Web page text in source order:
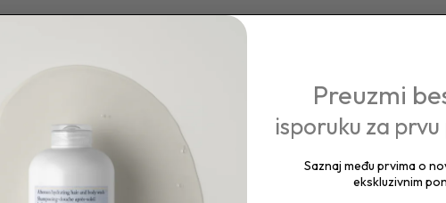
Preuzmi
isporuku za
Saznaj među prvima o
ekskluzivnim